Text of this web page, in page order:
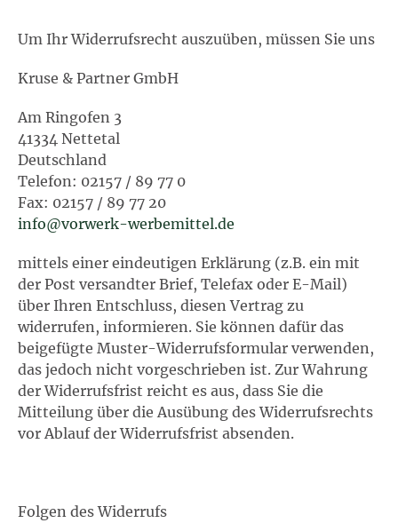
Um Ihr Widerrufsrecht auszuüben, müssen Sie uns
Kruse & Partner GmbH
Am Ringofen 3
41334 Nettetal
Deutschland
Telefon: 02157 / 89 77 0
Fax: 02157 / 89 77 20
info@vorwerk-werbemittel.de
mittels einer eindeutigen Erklärung (z.B. ein mit
der Post versandter Brief, Telefax oder E-Mail)
über Ihren Entschluss, diesen Vertrag zu
widerrufen, informieren. Sie können dafür das
beigefügte Muster-Widerrufsformular verwenden,
das jedoch nicht vorgeschrieben ist. Zur Wahrung
der Widerrufsfrist reicht es aus, dass Sie die
Mitteilung über die Ausübung des Widerrufsrechts
vor Ablauf der Widerrufsfrist absenden.
Folgen des Widerrufs